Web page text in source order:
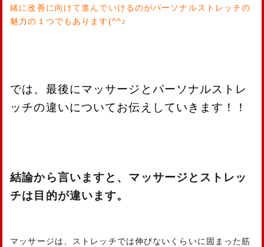
緒に改善に向けて進んでいけるのがパーソナルストレッチの
魅力の１つでもあります(^^♪
では、最後にマッサージとパーソナルストレ
ッチの違いについてお伝えしていきます！！
結論から言いますと、マッサージとストレッ
チは目的が違います。
マッサージは、ストレッチでは伸びないくらいに固まった筋